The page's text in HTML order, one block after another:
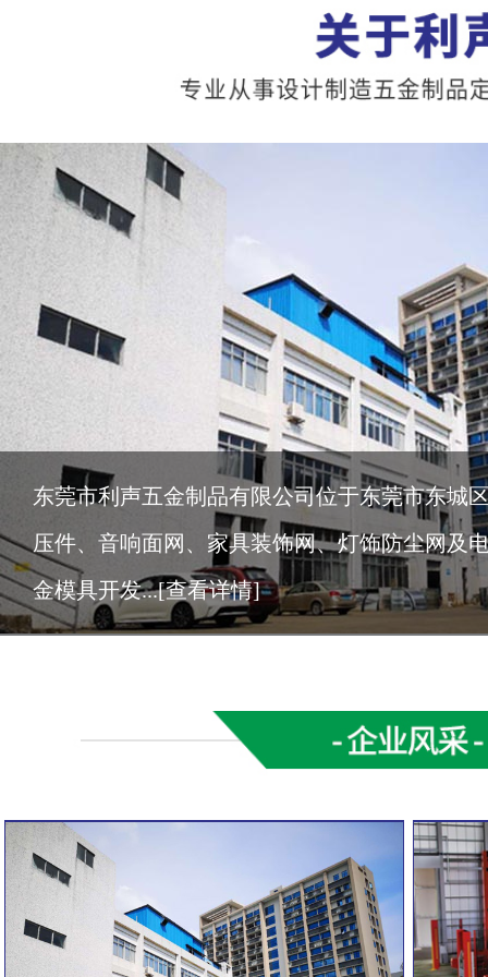
东莞市利声五金制品有限公司位于东莞市东城
压件、音响面网、家具装饰网、灯饰防尘网及
金模具开发...[查看详情]